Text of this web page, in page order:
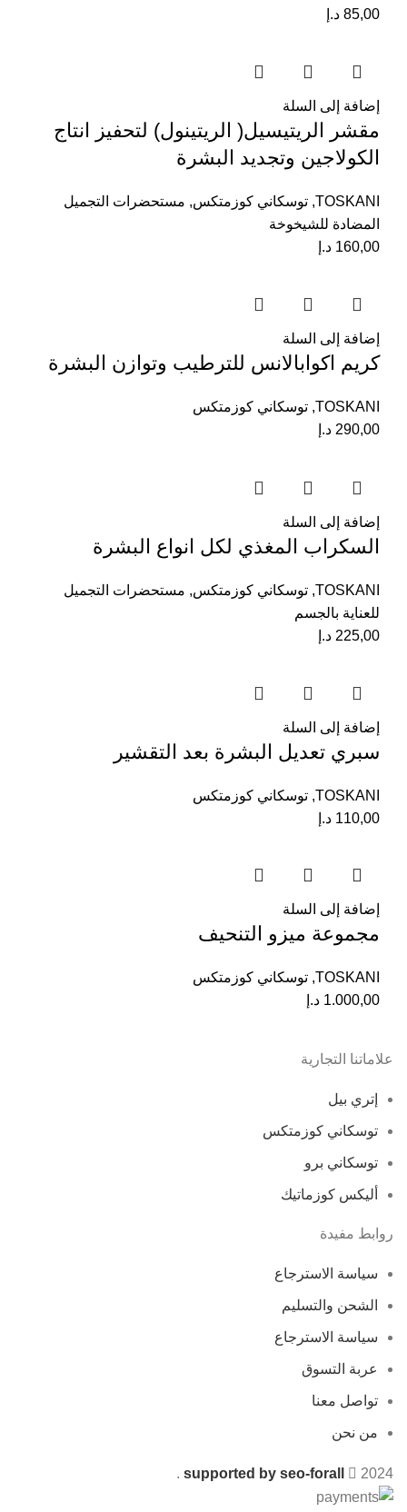
85,00 د.إ
إضافة إلى السلة
مقشر الريتيسيل( الريتينول) لتحفيز انتاج
الكولاجين وتجديد البشرة
TOSKANI
, توسكاني كوزمتكس, مستحضرات التجميل
المضادة للشيخوخة
160,00 د.إ
إضافة إلى السلة
كريم اكوابالانس للترطيب وتوازن البشرة
TOSKANI
, توسكاني كوزمتكس
290,00 د.إ
إضافة إلى السلة
السكراب المغذي لكل انواع البشرة
TOSKANI
, توسكاني كوزمتكس, مستحضرات التجميل
للعناية بالجسم
225,00 د.إ
إضافة إلى السلة
سبري تعديل البشرة بعد التقشير
TOSKANI
, توسكاني كوزمتكس
110,00 د.إ
إضافة إلى السلة
مجموعة ميزو التنحيف
TOSKANI
, توسكاني كوزمتكس
1.000,00 د.إ
علاماتنا التجارية
إتري بيل
توسكاني كوزمتكس
توسكاني برو
أليكس كوزماتيك
روابط مفيدة
سياسة الاسترجاع
الشحن والتسليم
سياسة الاسترجاع
عربة التسوق
تواصل معنا
من نحن
supported by seo-forall 2024
.